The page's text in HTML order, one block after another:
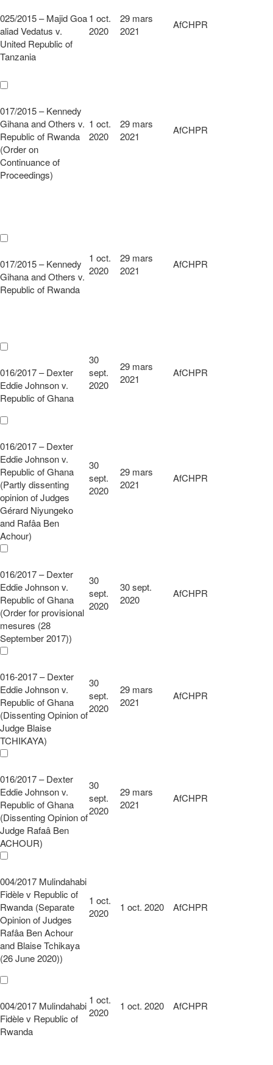
025/2015 – Majid Goa
aliad Vedatus v.
United Republic of
Tanzania
1 oct.
2020
29 mars
2021
AfCHPR
017/2015 – Kennedy
Gihana and Others v.
Republic of Rwanda
(Order on
Continuance of
Proceedings)
1 oct.
2020
29 mars
2021
AfCHPR
017/2015 – Kennedy
Gihana and Others v.
Republic of Rwanda
1 oct.
2020
29 mars
2021
AfCHPR
016/2017 – Dexter
Eddie Johnson v.
Republic of Ghana
30
sept.
2020
29 mars
2021
AfCHPR
016/2017 – Dexter
Eddie Johnson v.
Republic of Ghana
(Partly dissenting
opinion of Judges
Gérard Niyungeko
and Rafâa Ben
Achour)
30
sept.
2020
29 mars
2021
AfCHPR
016/2017 – Dexter
Eddie Johnson v.
Republic of Ghana
(Order for provisional
mesures (28
September 2017))
30
sept.
2020
30 sept.
2020
AfCHPR
016-2017 – Dexter
Eddie Johnson v.
Republic of Ghana
(Dissenting Opinion of
Judge Blaise
TCHIKAYA)
30
sept.
2020
29 mars
2021
AfCHPR
016/2017 – Dexter
Eddie Johnson v.
Republic of Ghana
(Dissenting Opinion of
Judge Rafaâ Ben
ACHOUR)
30
sept.
2020
29 mars
2021
AfCHPR
004/2017 Mulindahabi
Fidèle v Republic of
Rwanda (Separate
Opinion of Judges
Rafâa Ben Achour
and Blaise Tchikaya
(26 June 2020))
1 oct.
2020
1 oct. 2020 AfCHPR
004/2017 Mulindahabi
Fidèle v Republic of
Rwanda
1 oct.
2020
1 oct. 2020 AfCHPR